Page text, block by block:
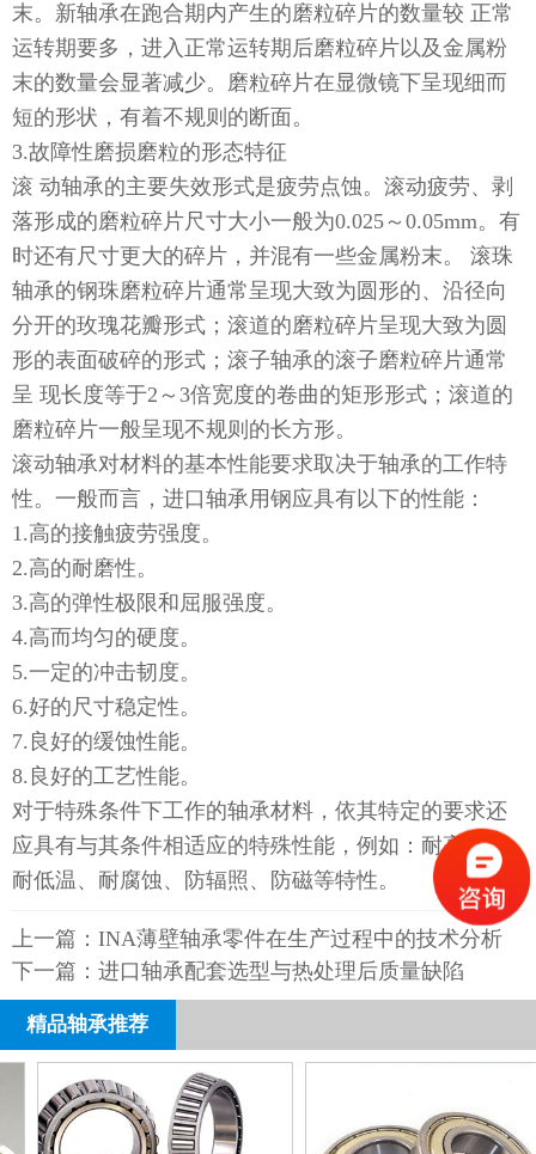
末。新轴承在跑合期内产生的磨粒碎片的数量较 正常
运转期要多，进入正常运转期后磨粒碎片以及金属粉
末的数量会显著减少。磨粒碎片在显微镜下呈现细而
短的形状，有着不规则的断面。
3.故障性磨损磨粒的形态特征
滚 动轴承的主要失效形式是疲劳点蚀。滚动疲劳、剥
落形成的磨粒碎片尺寸大小一般为0.025～0.05mm。有
时还有尺寸更大的碎片，并混有一些金属粉末。 滚珠
轴承的钢珠磨粒碎片通常呈现大致为圆形的、沿径向
分开的玫瑰花瓣形式；滚道的磨粒碎片呈现大致为圆
形的表面破碎的形式；滚子轴承的滚子磨粒碎片通常
呈 现长度等于2～3倍宽度的卷曲的矩形形式；滚道的
磨粒碎片一般呈现不规则的长方形。
滚动轴承对材料的基本性能要求取决于轴承的工作特
性。一般而言，进口轴承用钢应具有以下的性能：
1.高的接触疲劳强度。
2.高的耐磨性。
3.高的弹性极限和屈服强度。
4.高而均匀的硬度。
5.一定的冲击韧度。
6.好的尺寸稳定性。
7.良好的缓蚀性能。
8.良好的工艺性能。
对于特殊条件下工作的轴承材料，依其特定的要求还
应具有与其条件相适应的特殊性能，例如：耐高温、
耐低温、耐腐蚀、防辐照、防磁等特性。
上一篇： INA薄壁轴承零件在生产过程中的技术分析
下一篇： 进口轴承配套选型与热处理后质量缺陷
精品轴承推荐